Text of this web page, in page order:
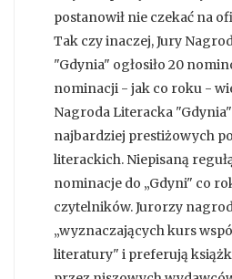
postanowił nie czekać na
Tak czy inaczej, Jury
"Gdynia" ogłosiło 20
nominacji - jak co roku -
Nagroda Literacka
najbardziej prestiżowych
literackich. Niepisaną
nominacje do „Gdyni" co
czytelników. Jurorzy
„wyznaczających kurs
literatury" i preferują